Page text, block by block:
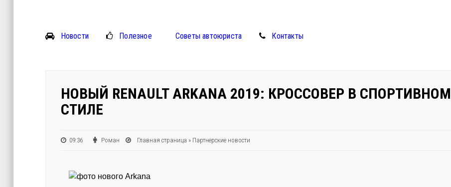
Новости Полезное Советы автоюриста Контакты
НОВЫЙ RENAULT ARKANA 2019: КРОССОВЕР В СПОРТИВНОМ
СТИЛЕ
09:36 Роман Главная страница » Партнерские новости